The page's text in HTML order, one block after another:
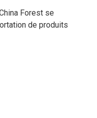
Forest se
de produits